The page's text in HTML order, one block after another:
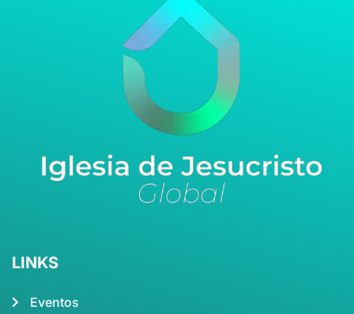
LINKS
Eventos